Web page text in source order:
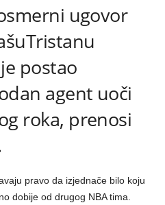
ugovor
postao
agent uoči
roka, prenosi
pravo da izjednače bilo koju
dobije od drugog NBA tima.